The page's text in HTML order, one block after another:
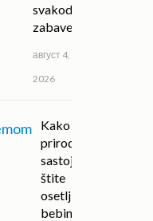
svakodnevne
zabave?
август 4,
2026
Kako
prirodni
sastojci
štite
osetljivu
bebinu